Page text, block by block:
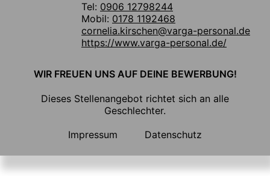
Tel: 0906 12798244
Mobil: 0178 1192468
cornelia.kirschen@varga-personal.de
https://www.varga-personal.de/
WIR FREUEN UNS AUF DEINE BEWERBUNG!
Dieses Stellenangebot richtet sich an alle
Geschlechter.
Impressum
Datenschutz